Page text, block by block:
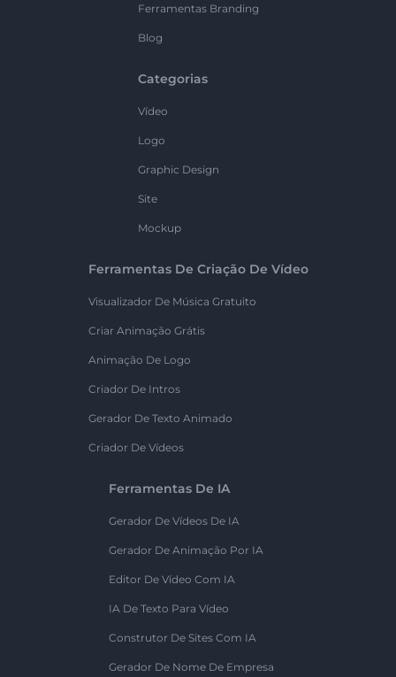
Ferramentas Branding
Blog
Categorias
Vídeo
Logo
Graphic Design
Site
Mockup
Ferramentas De Criação De Vídeo
Visualizador De Música Gratuito
Criar Animação Grátis
Animação De Logo
Criador De Intros
Gerador De Texto Animado
Criador De Vídeos
Ferramentas De IA
Gerador De Vídeos De IA
Gerador De Animação Por IA
Editor De Vídeo Com IA
IA De Texto Para Vídeo
Construtor De Sites Com IA
Gerador De Nome De Empresa